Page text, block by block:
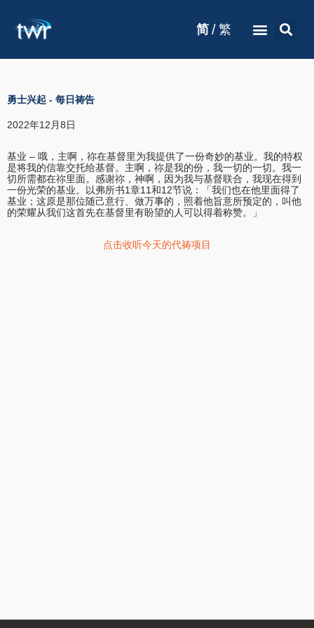
简 / 繁
勇士兴起 - 每日祷告
2022年12月8日
基业 – 哦，主啊，祢在基督里为我提供了一份奇妙的基业。我的特权
是将我的信靠交托给基督。主啊，祢是我的份，我一切的一切。我一
切所需都在祢里面。感谢祢，神啊，因为我与基督联合，我现在得到
一份光荣的基业。以弗所书1章11和12节说：「我们也在他里面得了
基业；这原是那位随己意行、做万事的，照着他旨意所预定的，叫他
的荣耀从我们这首先在基督里有盼望的人可以得着称赞。」
点击收听今天的代祷项目